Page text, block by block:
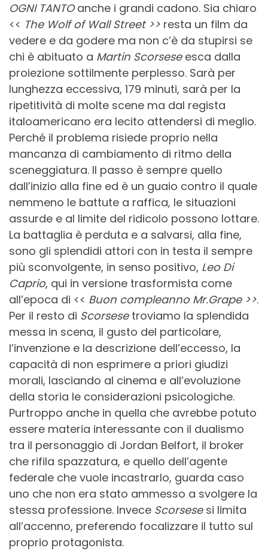
OGNI TANTOanche i grandi cadono. Sia chiaro
<< The Wolf of Wall Street >> resta un film da
vedere e da godere ma non c’è da stupirsi se
chi è abituato a Martin Scorseseesca dalla
proiezione sottilmente perplesso. Sarà per
lunghezza eccessiva, 179 minuti, sarà per la
ripetitività di molte scene ma dal regista
italoamericano era lecito attendersi di meglio.
Perché il problema risiede proprio nella
mancanza di cambiamento di ritmo della
sceneggiatura. Il passo è sempre quello
dall’inizio alla fine ed è un guaio contro il quale
nemmeno le battute a raffica, le situazioni
assurde e al limite del ridicolo possono lottare.
La battaglia è perduta e a salvarsi, alla fine,
sono gli splendidi attori con in testa il sempre
più sconvolgente, in senso positivo, Leo Di
Caprio, qui in versione trasformista come
all’epoca di << Buon compleanno Mr.Grape >>.
Per il resto di Scorsesetroviamo la splendida
messa in scena, il gusto del particolare,
l’invenzione e la descrizione dell’eccesso, la
capacità di non esprimere a priori giudizi
morali, lasciando al cinema e all’evoluzione
della storia le considerazioni psicologiche.
Purtroppo anche in quella che avrebbe potuto
essere materia interessante con il dualismo
tra il personaggio di Jordan Belfort, il broker
che rifila spazzatura, e quello dell’agente
federale che vuole incastrarlo, guarda caso
uno che non era stato ammesso a svolgere la
stessa professione. Invece Scorsesesi limita
all’accenno, preferendo focalizzare il tutto sul
proprio protagonista.